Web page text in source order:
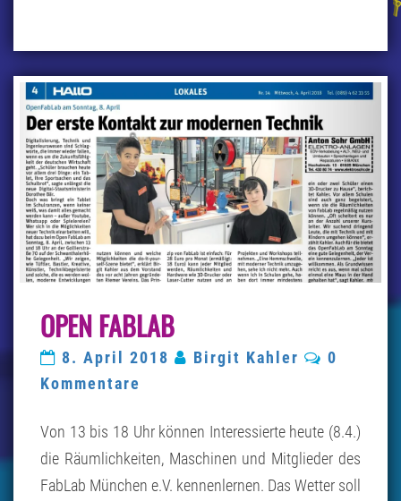
OPEN FABLAB
8. April 2018 Birgit Kahler
0
Kommentare
Von 13 bis 18 Uhr können Interessierte heute (8.4.)
die Räumlichkeiten, Maschinen und Mitglieder des
FabLab München e.V. kennenlernen. Das Wetter soll